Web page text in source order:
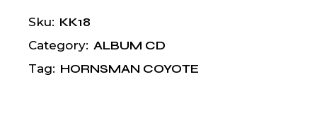
Sku: KK18
Category: ALBUM CD
Tag: HORNSMAN COYOTE